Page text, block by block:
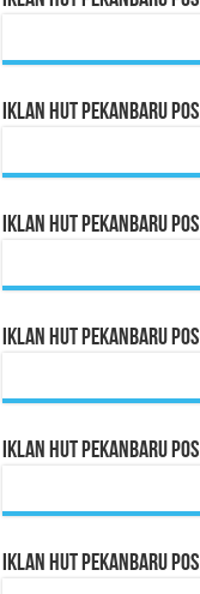
Iklan HUT Pekanbaru Pos
Iklan HUT Pekanbaru Pos
Iklan HUT Pekanbaru Pos
Iklan HUT Pekanbaru Pos
Iklan HUT Pekanbaru Pos